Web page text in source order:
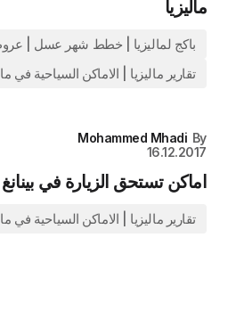
ماليزيا
باكج لماليزيا | خطط شهر عسل |
تقارير ماليزيا | الاماكن السياحية في
By
Mohammed Mhadi
16.12.2017
اماكن تستحق الزيارة في بينانغ
تقارير ماليزيا | الاماكن السياحية في